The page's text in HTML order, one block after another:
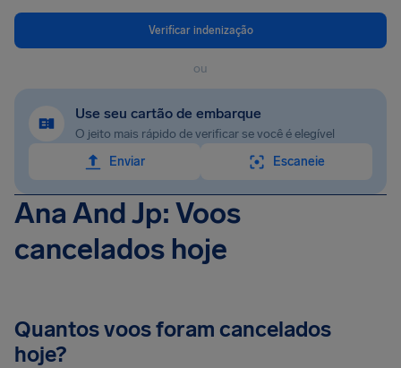
Verificar indenização
ou
Use seu cartão de embarque
O jeito mais rápido de verificar se você é elegível
Enviar
Escaneie
Ana And Jp: Voos
cancelados hoje
Quantos voos foram cancelados
hoje?